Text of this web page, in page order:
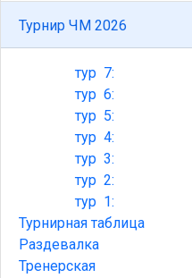
Турнир ЧМ 2026
тур7:
тур6:
тур5:
тур4:
тур3:
тур2:
тур1:
Турнирная таблица
Раздевалка
Тренерская